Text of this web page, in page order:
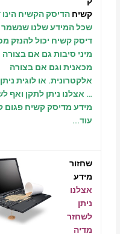
הדיסק הקשיח הינו דיסק
שלנו שנשמר עליו,
יכול להנזק מכל
גם אם בצורה
וגם אם בצורה
או לוגית ניתן לומר
ניתן לתקן ואף לשחזר
קשיח פגוםקראו
נייד
Hd